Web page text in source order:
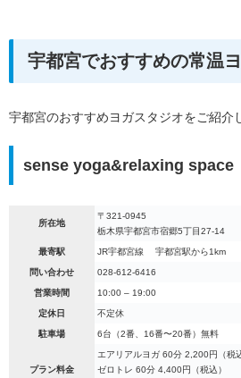
宇都宮でおすすめの常温
宇都宮のおすすめヨガスタジオをご紹介
sense yoga&relaxing space
所在地
〒321-0945
栃木県宇都宮市宿郷5丁目27-14
最寄駅 JR宇都宮線 宇都宮駅から1km
問い合わせ 028-612-6416
営業時間 10:00 – 19:00
定休日 不定休
駐車場 6台（2番、16番〜20番）無料
プラン料金
エアリアルヨガ 60分 2,200円（税
ゼロトレ 60分 4,400円（税込）